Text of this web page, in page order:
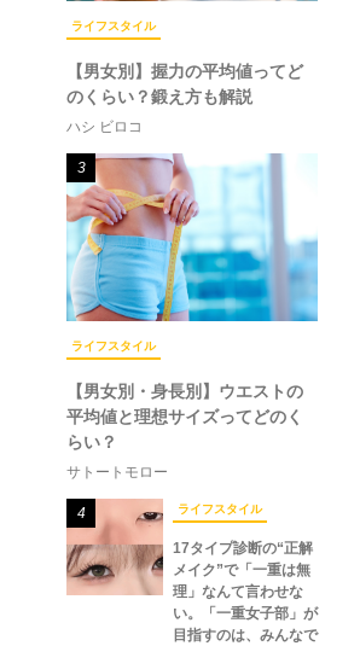
ライフスタイル
【男女別】握力の平均値ってど
のくらい？鍛え方も解説
ハシ ビロコ
3
ライフスタイル
【男女別・身長別】ウエストの
平均値と理想サイズってどのく
らい？
サトートモロー
4 ライフスタイル
17タイプ診断の“正解
メイク”で「一重は無
理」なんて言わせな
い。「一重女子部」が
目指すのは、みんなで